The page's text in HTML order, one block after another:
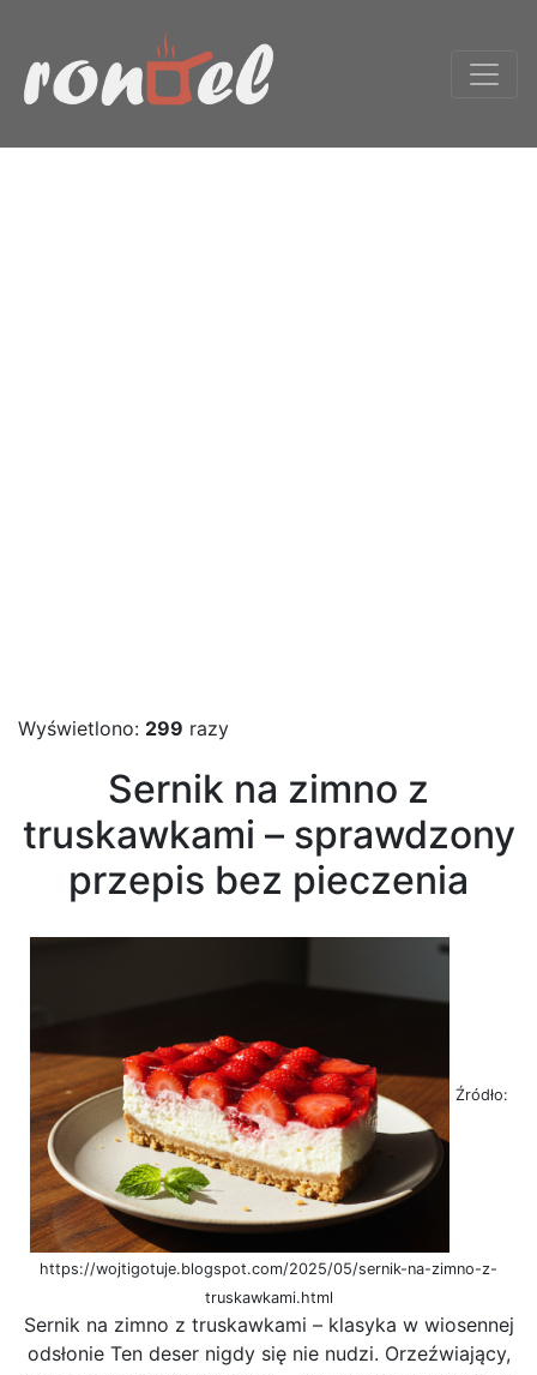
Wyświetlono: 299 razy
Sernik na zimno z
truskawkami – sprawdzony
przepis bez pieczenia
Źródło:
https://wojtigotuje.blogspot.com/2025/05/sernik-na-zimno-z-
truskawkami.html
Sernik na zimno z truskawkami – klasyka w wiosennej
odsłonie Ten deser nigdy się nie nudzi. Orzeźwiający,